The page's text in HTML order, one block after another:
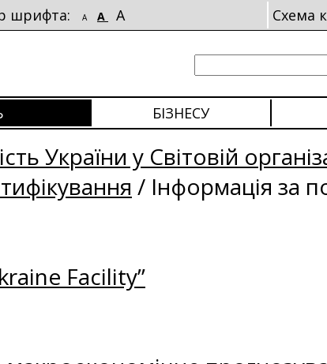
шрифта: A A A Схема
БІЗНЕСУ
України у Світовій
/ Інформація за
Facility”